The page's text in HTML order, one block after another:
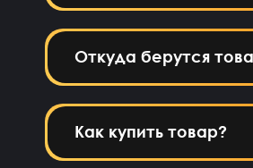
Откуда берутся
Как купить товар?